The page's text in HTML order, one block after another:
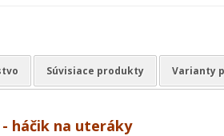
Súvisiace produkty Varianty
háčik na uteráky